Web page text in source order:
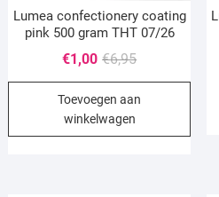
Lumea confectionery coating
pink 500 gram THT 07/26
€6,95
prijs
was:
€1,00
Huidige
prijs
is:
Toevoegen aan
winkelwagen